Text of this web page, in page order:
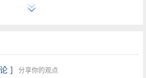
赛第一大奖的廖昌永、曾获李斯
新作作为两场演出的开场重头
曲家陈牧声为钢琴与交响乐队创
] 分享你的观点